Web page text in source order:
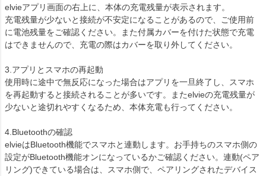
elvieアプリ画面の右上に、本体の充電残量が表示されます。
充電残量が少ないと接続が不安定になることがあるので、ご使用前
に電池残量をご確認ください。また付属カバーを付けた状態で充電
はできませんので、充電の際はカバーを取り外してください。
3.アプリとスマホの再起動
使用時に途中で無反応になった場合はアプリを一旦終了し、スマホ
を再起動すると接続されることが多いです。またelvieの充電残量が
少ないと途切れやすくなるため、本体充電も行ってください。
4.Bluetoothの確認
elvieはBluetooth機能でスマホと連動します。お手持ちのスマホ側の
設定がBluetooth機能オンになっているかご確認ください。連動(ペア
リング)できている場合は、スマホ側で、ペアリングされたデバイス